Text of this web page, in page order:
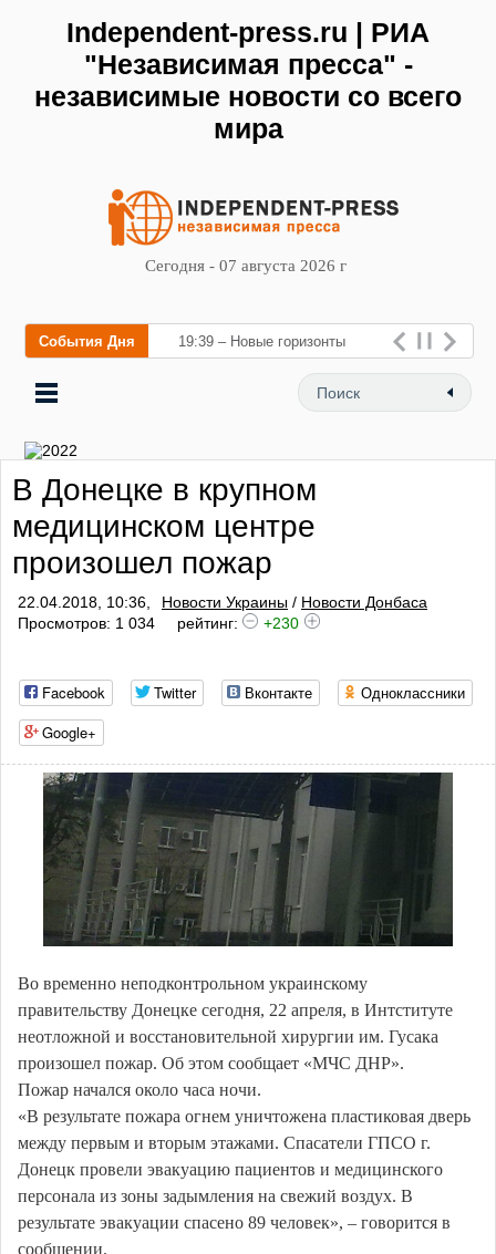
Independent-press.ru | РИА
"Независимая пресса" -
независимые новости со всего
мира
Сегодня - 07 августа 2026 г
События Дня 19:39 – Новые горизонты
флебологии: в Москве
открылся «Городской центр
В Донецке в крупном
медицинском центре
произошел пожар
22.04.2018, 10:36, Новости Украины / Новости Донбаса
Просмотров: 1 034
рейтинг: +230
Facebook Twitter Вконтакте
Одноклассники
Google+
Во временно неподконтрольном украинскому
правительству Донецке сегодня, 22 апреля, в Интституте
неотложной и восстановительной хирургии им. Гусака
произошел пожар. Об этом сообщает «МЧС ДНР».
Пожар начался около часа ночи.
«В результате пожара огнем уничтожена пластиковая дверь
между первым и вторым этажами. Спасатели ГПСО г.
Донецк провели эвакуацию пациентов и медицинского
персонала из зоны задымления на свежий воздух. В
результате эвакуации спасено 89 человек», – говорится в
сообщении.